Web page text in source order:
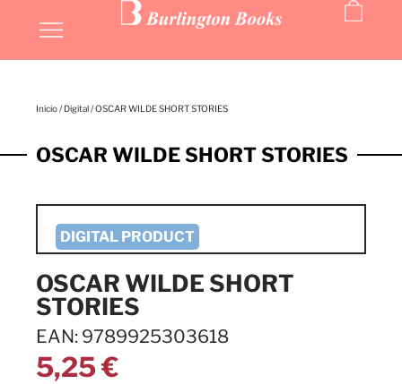
Inicio/ Digital/ OSCAR WILDE SHORT STORIES
OSCAR WILDE SHORT STORIES
OSCAR WILDE SHORT
STORIES
EAN: 9789925303618
5,25€